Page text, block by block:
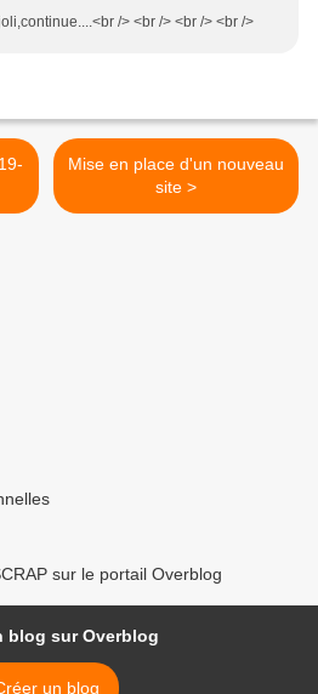
/> <br /> <br /> <br />
Mise en place d'un nouveau
site >
sur le portail Overblog
blog sur Overblog
un blog